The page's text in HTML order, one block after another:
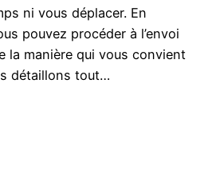
ni vous déplacer. En
pouvez procéder à l’envoi
la manière qui vous convient
détaillons tout…